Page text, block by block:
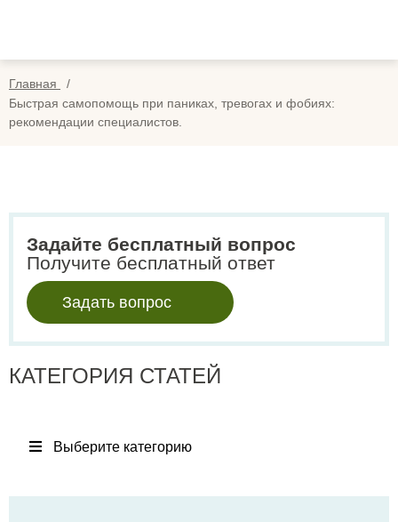
Оплата
Главная
Быстрая самопомощь при паниках, тревогах и фобиях:
рекомендации специалистов.
Задайте бесплатный вопрос
Получите бесплатный ответ
Задать вопрос
КАТЕГОРИЯ СТАТЕЙ
Выберите категорию